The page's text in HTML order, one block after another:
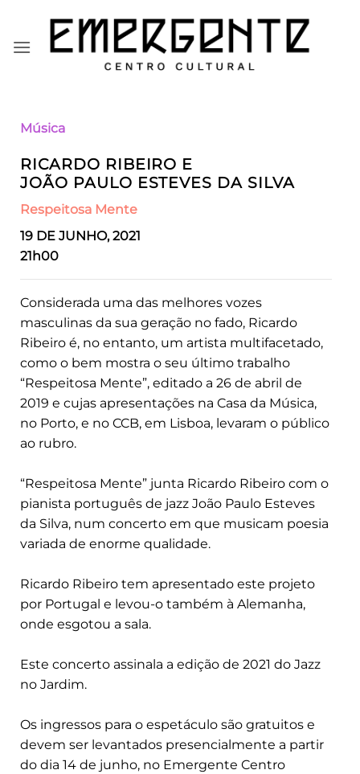
content
Música
RICARDO RIBEIRO E
JOÃO PAULO ESTEVES DA SILVA
Respeitosa Mente
19 DE JUNHO, 2021
21h00
Considerada uma das melhores vozes
masculinas da sua geração no fado, Ricardo
Ribeiro é, no entanto, um artista multifacetado,
como o bem mostra o seu último trabalho
“Respeitosa Mente”, editado a 26 de abril de
2019 e cujas apresentações na Casa da Música,
no Porto, e no CCB, em Lisboa, levaram o público
ao rubro.
“Respeitosa Mente” junta Ricardo Ribeiro com o
pianista português de jazz João Paulo Esteves
da Silva, num concerto em que musicam poesia
variada de enorme qualidade.
Ricardo Ribeiro tem apresentado este projeto
por Portugal e levou-o também à Alemanha,
onde esgotou a sala.
Este concerto assinala a edição de 2021 do Jazz
no Jardim.
Os ingressos para o espetáculo são gratuitos e
devem ser levantados presencialmente a partir
do dia 14 de junho, no Emergente Centro